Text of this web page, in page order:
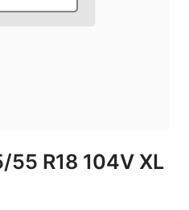
55 R18 104V XL